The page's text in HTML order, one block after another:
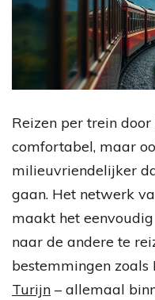
Reizen per trein
comfortabel, maar
milieuvriendelijker
gaan. Het netwerk
maakt het
naar de andere te
bestemmingen zoals
Turijn – allemaal